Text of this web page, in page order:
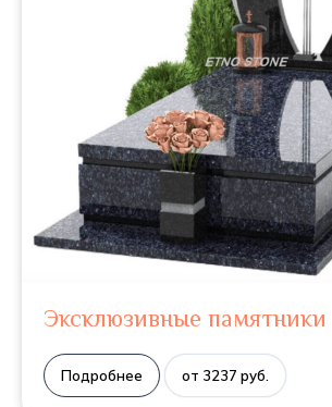
Эксклюзивные памятники
Подробнее от 3237 руб.